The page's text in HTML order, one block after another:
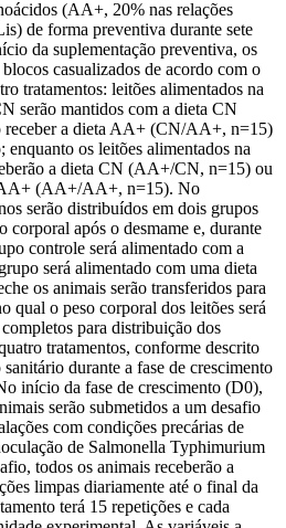
(AA+, 20% nas relações
de forma preventiva durante sete
da suplementação preventiva, os
casualizados de acordo com o
tratamentos: leitões alimentados na
serão mantidos com a dieta CN
receber a dieta AA+ (CN/AA+, n=15)
os leitões alimentados na
a dieta CN (AA+/CN, n=15) ou
AA+ (AA+/AA+, n=15). No
serão distribuídos em dois grupos
corporal após o desmame e, durante
controle será alimentado com a
será alimentado com uma dieta
os animais serão transferidos para
qual o peso corporal dos leitões será
para distribuição dos
tratamentos, conforme descrito
durante a fase de crescimento
início da fase de crescimento (D0),
serão submetidos a um desafio
com condições precárias de
de Salmonella Typhimurium
todos os animais receberão a
limpas diariamente até o final da
terá 15 repetições e cada